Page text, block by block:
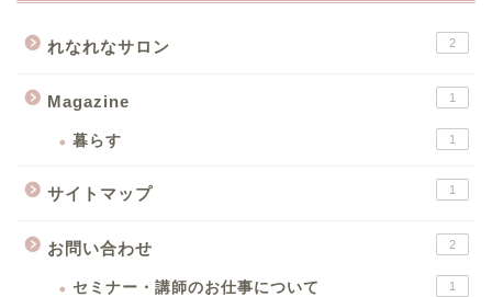
れなれなサロン 2
Magazine 1
暮らす 1
サイトマップ 1
お問い合わせ 2
セミナー・講師のお仕事について 1